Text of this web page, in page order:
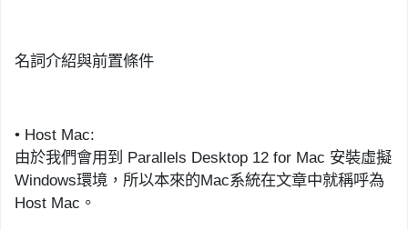
名詞介紹與前置條件
• Host Mac:
由於我們會用到 Parallels Desktop 12 for Mac 安裝虛擬
Windows環境，所以本來的Mac系統在文章中就稱呼為
Host Mac 。